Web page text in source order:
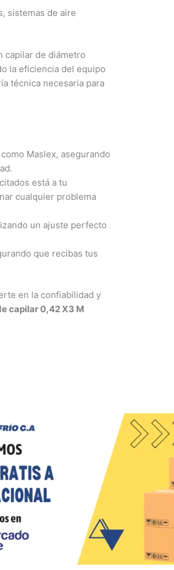
sistemas de aire
capilar de diámetro
la eficiencia del equipo
técnica necesaria para
Maslex, asegurando
está a tu
cualquier problema
un ajuste perfecto
que recibas tus
en la confiabilidad y
capilar 0,42 X3 M